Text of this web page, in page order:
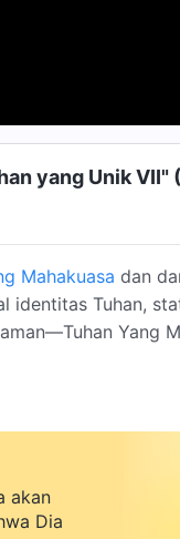
yang Unik VII"
Mahakuasa dan
Tuhan,
Yang
akan
Dia